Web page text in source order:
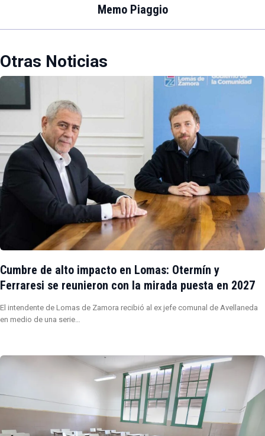
Memo Piaggio
Otras Noticias
Cumbre de alto impacto en Lomas: Otermín y
Ferraresi se reunieron con la mirada puesta en 2027
El intendente de Lomas de Zamora recibió al ex jefe comunal de Avellaneda
en medio de una serie…